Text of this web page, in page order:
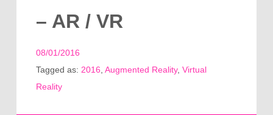
– AR / VR
08/01/2016
Tagged as: 2016 Augmented Reality, Virtual
Reality